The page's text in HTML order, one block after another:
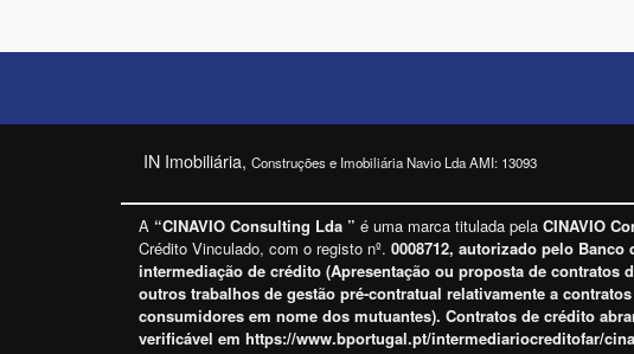
IN Imobiliária, Construções e Imobiliária Navio Lda AMI: 13093
A “CINAVIO Consulting Lda ” é uma marca titulada pela CINAVIO
Crédito Vinculado, com o registo nº. 0008712, autorizado pelo
intermediação de crédito (Apresentação ou proposta de contratos
outros trabalhos de gestão pré-contratual relativamente a
consumidores em nome dos mutuantes). Contratos de crédito
verificável em https://www.bportugal.pt/intermediariocreditofar/